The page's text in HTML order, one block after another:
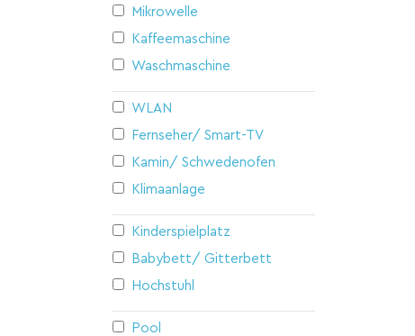
Mikrowelle
Kaffeemaschine
Waschmaschine
WLAN
Fernseher/ Smart-TV
Kamin/ Schwedenofen
Klimaanlage
Kinderspielplatz
Babybett/ Gitterbett
Hochstuhl
Pool